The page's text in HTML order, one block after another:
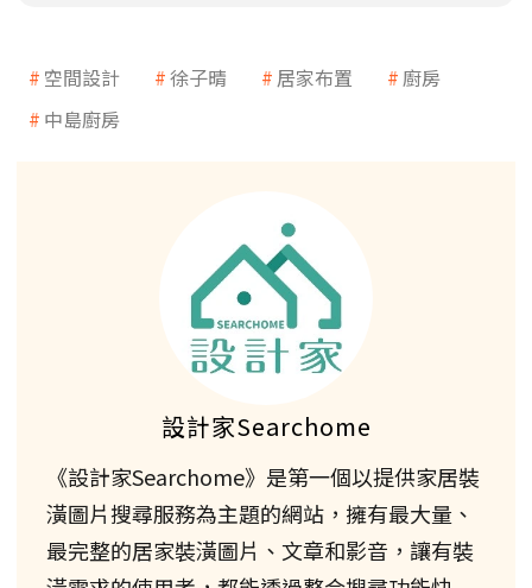
空間設計 徐子晴 居家布置
廚房
中島廚房
設計家Searchome
《設計家Searchome》是第一個以提供家居裝
潢圖片搜尋服務為主題的網站，擁有最大量、
最完整的居家裝潢圖片、文章和影音，讓有裝